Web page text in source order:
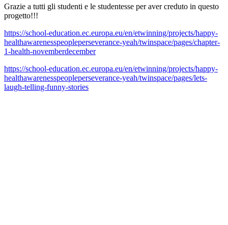
Grazie a tutti gli studenti e le studentesse per aver creduto in questo
progetto!!!
https://school-education.ec.europa.eu/en/etwinning/projects/happy-
healthawarenesspeopleperseverance-yeah/twinspace/pages/chapter-
1-health-novemberdecember
https://school-education.ec.europa.eu/en/etwinning/projects/happy-
healthawarenesspeopleperseverance-yeah/twinspace/pages/lets-
laugh-telling-funny-stories